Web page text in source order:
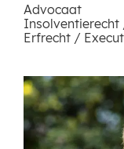
Advocaat
Erfrecht /